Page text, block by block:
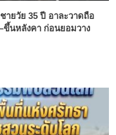
ยวัย 35 ปี อาละวาดถือ
ขึ้นหลังคา ก่อนยอมวาง